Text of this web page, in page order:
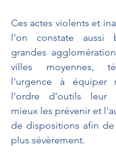
Ces actes violents et
l’on constate aussi
grandes
villes moyennes,
l'urgence à équiper
l'ordre d'outils leur
mieux les prévenir et
de dispositions afin
plus sévèrement.